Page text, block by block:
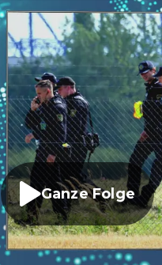
Ganze Folge